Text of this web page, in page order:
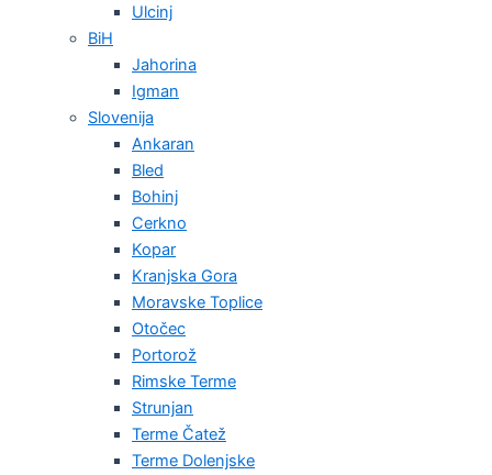
Ulcinj
BiH
Jahorina
Igman
Slovenija
Ankaran
Bled
Bohinj
Cerkno
Kopar
Kranjska Gora
Moravske Toplice
Otočec
Portorož
Rimske Terme
Strunjan
Terme Čatež
Terme Dolenjske